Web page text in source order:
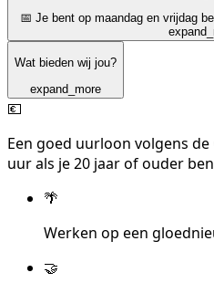
📅 Je bent op maandag en vrijdag
Wat bieden wij jou?
expand_more
💶
Een goed uurloon volgens de
uur als je 20 jaar of ouder
🌴
Werken op een
🤝